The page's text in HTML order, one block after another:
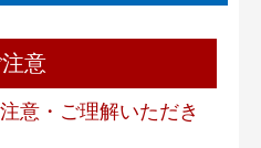
意
意・ご理解いただき